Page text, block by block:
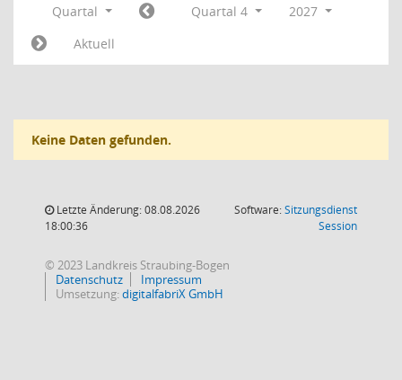
Quartal Quartal 4
2027
Aktuell
Keine Daten gefunden.
Letzte Änderung: 08.08.2026
18:00:36
Software:Sitzungsdienst
Session(Wird in
© 2023 Landkreis Straubing-Bogen
Datenschutz
Impressum
Umsetzung:digitalfabriX GmbH